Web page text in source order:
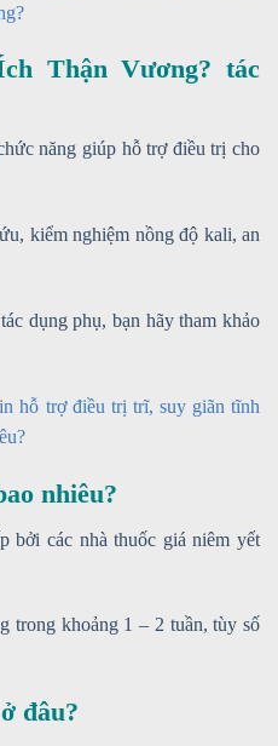
Thận Vương? tác
năng giúp hỗ trợ điều trị cho
kiểm nghiệm nồng độ kali, an
dụng phụ, bạn hãy tham khảo
hỗ trợ điều trị trĩ, suy giãn tĩnh
nhiêu?
bởi các nhà thuốc giá niêm yết
trong khoảng 1 – 2 tuần, tùy số
đâu?